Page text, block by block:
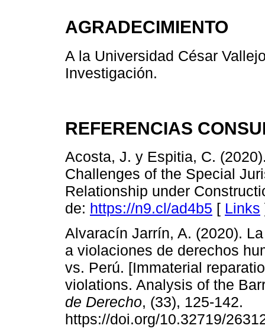
AGRADECIMIENTO
A la Universidad César
Investigación.
REFERENCIAS
Acosta, J. y Espitia, C.
Challenges of the Special
Relationship under
de: https://n9.cl/ad4b5 [ Links
Alvaracín Jarrín, A. (2020).
a violaciones de derechos
vs. Perú. [Immaterial
violations. Analysis of the
de Derecho, (33), 125-142.
https://doi.org/10.32719/